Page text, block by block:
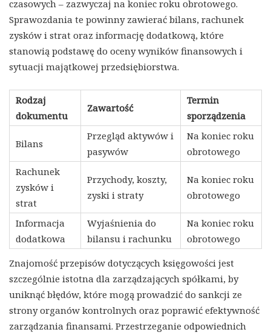
czasowych – zazwyczaj na koniec roku obrotowego.
Sprawozdania te powinny zawierać bilans, rachunek
zysków i strat oraz informację dodatkową, które
stanowią podstawę do oceny wyników finansowych i
sytuacji majątkowej przedsiębiorstwa.
Rodzaj
dokumentu
Zawartość
Termin
sporządzenia
Bilans
Przegląd aktywów i
pasywów
Na koniec roku
obrotowego
Rachunek
zysków i
strat
Przychody, koszty,
zyski i straty
Na koniec roku
obrotowego
Informacja
dodatkowa
Wyjaśnienia do
bilansu i rachunku
Na koniec roku
obrotowego
Znajomość przepisów dotyczących księgowości jest
szczególnie istotna dla zarządzających spółkami, by
uniknąć błędów, które mogą prowadzić do sankcji ze
strony organów kontrolnych oraz poprawić efektywność
zarządzania finansami. Przestrzeganie odpowiednich